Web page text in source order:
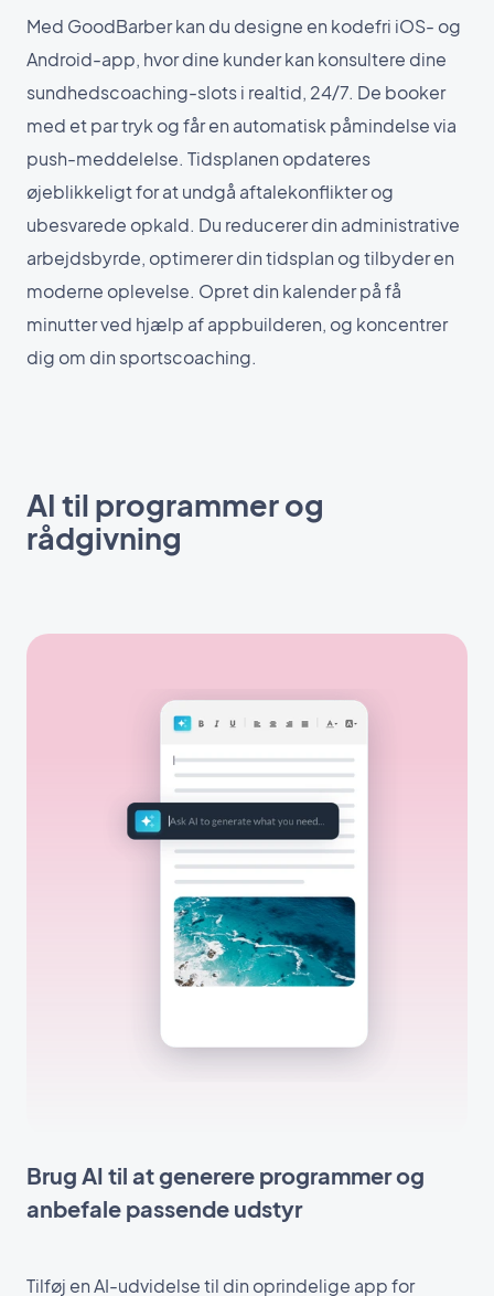
Med GoodBarber kan du designe en kodefri iOS- og
Android-app, hvor dine kunder kan konsultere dine
sundhedscoaching-slots i realtid, 24/7. De booker
med et par tryk og får en automatisk påmindelse via
push-meddelelse. Tidsplanen opdateres
øjeblikkeligt for at undgå aftalekonflikter og
ubesvarede opkald. Du reducerer din administrative
arbejdsbyrde, optimerer din tidsplan og tilbyder en
moderne oplevelse. Opret din kalender på få
minutter ved hjælp af appbuilderen, og koncentrer
dig om din sportscoaching.
AI til programmer og
rådgivning
Brug AI til at generere programmer og
anbefale passende udstyr
Tilføj en AI-udvidelse til din oprindelige app for